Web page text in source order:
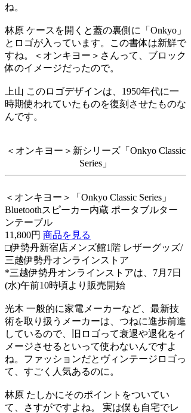
ね。
林原 ケースを開くと蓋の裏側に「Onkyo」
とロゴが入っています。この書体は新鮮で
すね。＜オンキヨー＞さんって、ブロック
体のイメージだったので。
上山 このロゴデザインは、1950年代に一
時期使われていたものを復刻させたものな
んです。
＜オンキヨー＞新シリーズ「Onkyo Classic
Series」
＜オンキヨー＞「Onkyo Classic Series」
Bluetoothスピーカー内蔵 ポータブルター
ンテーブル
11,800円 商品を見る
□伊勢丹新宿店メンズ館1階 レザーグッズ/
三越伊勢丹オンラインストア
*三越伊勢丹オンラインストアは、7月7日
(水)午前10時頃より販売開始
光木 一般的に家電メーカーなど、最新技
術を取り扱うメーカーは、つねに進歩前進
しているので、旧ロゴって衰退や退化をイ
メージさせるといって使わないんですよ
ね。ファッションだとヴィンテージロゴっ
て、すごく人気あるのに。
林原 たしかにそのポイントをついてい
て、さすがですよね。 実は僕も自宅でレ